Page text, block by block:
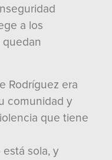
a los
Rodríguez era
comunidad y
que tiene
sola, y